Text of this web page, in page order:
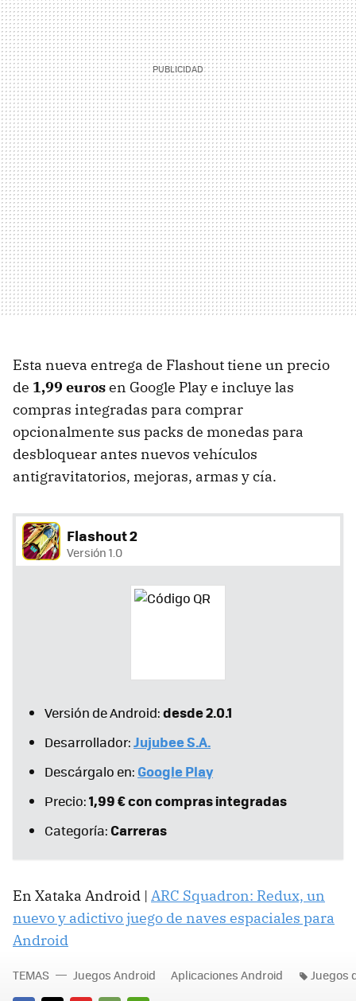
Esta nueva entrega de Flashout tiene un precio
de 1,99 eurosen Google Play e incluye las
compras integradas para comprar
opcionalmente sus packs de monedas para
desbloquear antes nuevos vehículos
antigravitatorios, mejoras, armas y cía.
Flashout 2
Versión 1.0
Versión de Android:desde 2.0.1
Desarrollador:Jujubee S.A.
Descárgalo en: Google Play
Precio:1,99 € con compras integradas
Categoría:Carreras
En Xataka Android | ARC Squadron: Redux, un
nuevo y adictivo juego de naves espaciales para
Android
TEMAS Juegos Android Aplicaciones Android Juegos